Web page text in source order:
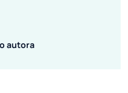
autora